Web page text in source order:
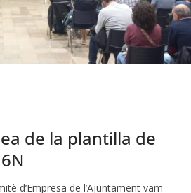
de la plantilla de
d’Empresa de l’Ajuntament vam